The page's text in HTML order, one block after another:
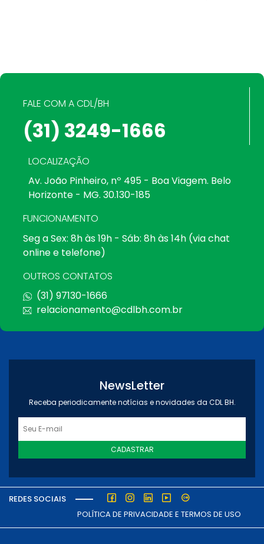
FALE COM A CDL/BH
(31) 3249-1666
LOCALIZAÇÃO
Av. João Pinheiro, nº 495 - Boa Viagem. Belo
Horizonte - MG. 30.130-185
FUNCIONAMENTO
Seg a Sex: 8h às 19h - Sáb: 8h às 14h (via chat
online e telefone)
OUTROS CONTATOS
(31) 97130-1666
relacionamento@cdlbh.com.br
NewsLetter
Receba periodicamente notícias e novidades da CDL BH.
CADASTRAR
REDES SOCIAIS
POLÍTICA DE PRIVACIDADE E TERMOS DE USO